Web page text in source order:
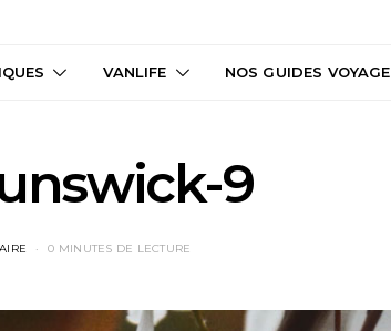
VANLIFE NOS GUIDES VOYAGE
9
0 MINUTES DE LECTURE